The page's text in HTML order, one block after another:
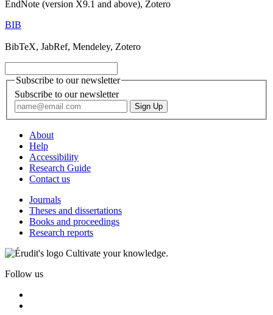
EndNote (version X9.1 and above), Zotero
BIB
BibTeX, JabRef, Mendeley, Zotero
Subscribe to our newsletter
Subscribe to our newsletter
About
Help
Accessibility
Research Guide
Contact us
Journals
Theses and dissertations
Books and proceedings
Research reports
Cultivate your knowledge.
Follow us